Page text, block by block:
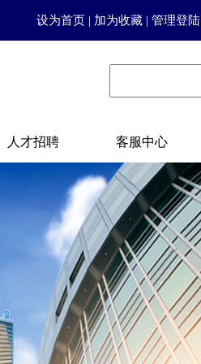
设为首页 | 加为收藏 | 管理登陆
人才招聘 客服中心